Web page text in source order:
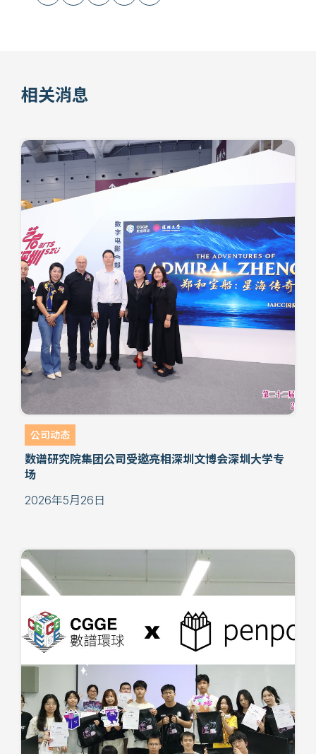
相关消息
公司动态
数谱研究院集团公司受邀亮相深圳文博会深圳大学专
场
2026年5月26日